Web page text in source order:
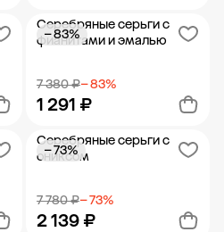
Добавить в корзину
Серебряные серьги с
фианитами и эмалью
7 380 ₽− 83%
1 291 ₽
− 83%
Добавить в корзину
Серебряные серьги с
ониксом
7 780 ₽− 73%
2 139 ₽
− 73%